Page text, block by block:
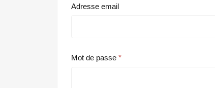
Adresse email
Mot de passe